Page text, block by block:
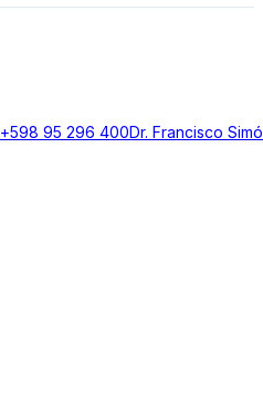
+598 95 296 400Dr. Francisco